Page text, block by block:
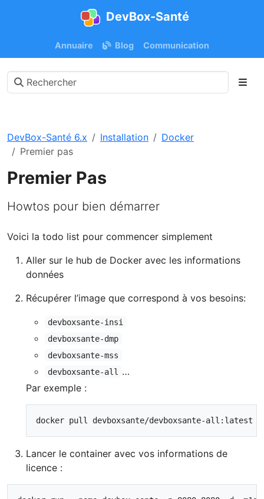
DevBox-Santé
Annuaire Blog Communication
DevBox-Santé 6.x Installation
Docker
Premier pas
Premier Pas
Howtos pour bien démarrer
Voici la todo list pour commencer simplement
Aller sur le hub de Docker avec les informations
données
Récupérer l’image que correspond à vos besoins:
devboxsante-insi
devboxsante-dmp
devboxsante-mss
devboxsante-all
…
Par exemple :
Lancer le container avec vos informations de
licence :